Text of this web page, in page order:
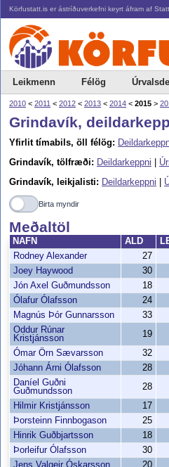
Körfustatt.is er ástríðuverkefni keyrt áfram af
Leikmenn Félög
2010 < 2011 < 2012 < 2013 < 2014 < 2015 >
Grindavík,
Yfirlit tímabils, öll félög:
Grindavík, tölfræði: Deildarkeppni
Grindavík, leikjalisti: Deildarkeppni
Birta myndir
Meðaltöl
NAFN ALD
Rodney Alexander
27
Joey Haywood
30
Jón Axel Guðmundsson
18
Ólafur Ólafsson
24
Magnús Þór Gunnarsson
33
Oddur Rúnar
Kristjánsson
19
Ómar Örn Sævarsson
32
Jóhann Árni Ólafsson
28
Daníel Guðni
Guðmundsson
28
Hilmir Kristjánsson
17
Þorsteinn Finnbogason
25
Hinrik Guðbjartsson
18
Þorleifur Ólafsson
30
Jens Valgeir Óskarsson
20